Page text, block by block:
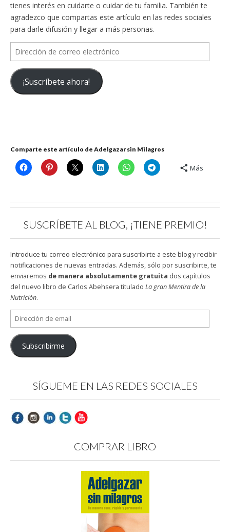
tienes interés en cuidarte o cuidar de tu familia. También te
agradezco que compartas este artículo en las redes sociales
para darle difusión y llegar a más personas.
Dirección
de
correo
electrónico
¡Suscríbete ahora!
Comparte este artículo de Adelgazar sin Milagros
Más
SUSCRÍBETE AL BLOG, ¡TIENE PREMIO!
Introduce tu correo electrónico para suscribirte a este blog y recibir
notificaciones de nuevas entradas. Además, sólo por suscribirte, te
enviaremos de manera absolutamente gratuita dos capítulos
del nuevo libro de Carlos Abehsera titulado La gran Mentira de la
Nutrición.
Dirección
de
email
Subscribirme
SÍGUEME EN LAS REDES SOCIALES
COMPRAR LIBRO